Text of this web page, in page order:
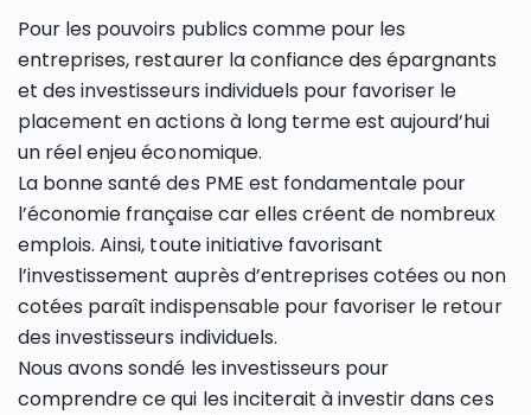
Pour les pouvoirs publics comme pour les
entreprises, restaurer la confiance des épargnants
et des investisseurs individuels pour favoriser le
placement en actions à long terme est aujourd’hui
un réel enjeu économique.
La bonne santé des PME est fondamentale pour
l’économie française car elles créent de nombreux
emplois. Ainsi, toute initiative favorisant
l’investissement auprès d’entreprises cotées ou non
cotées paraît indispensable pour favoriser le retour
des investisseurs individuels.
Nous avons sondé les investisseurs pour
comprendre ce qui les inciterait à investir dans ces